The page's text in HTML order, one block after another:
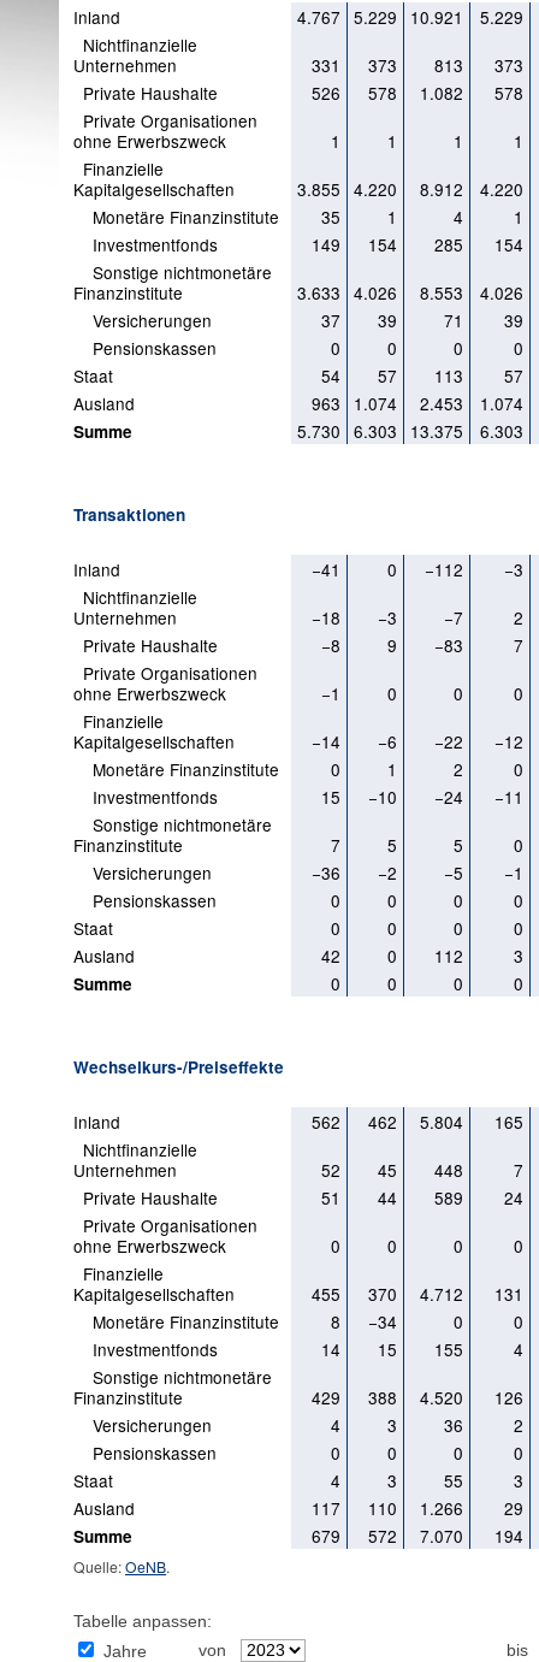
Inland 4.767 5.229 10.921
5.229
Nichtfinanzielle
Unternehmen
331 373 813
373
Private Haushalte
526 578 1.082
578
Private Organisationen
ohne Erwerbszweck
1 1 1
1
Finanzielle
Kapitalgesellschaften
3.855 4.220 8.912
4.220
Monetäre Finanzinstitute
35 1 4
1
Investmentfonds
149 154 285
154
Sonstige nichtmonetäre
Finanzinstitute
3.633 4.026 8.553
4.026
Versicherungen
37 39 71
39
Pensionskassen
0 0 0
0
Staat
54 57 113
57
Ausland
963 1.074 2.453 1.074
Summe 5.730 6.303 13.375 6.303
Transaktionen
Inland −41 0 −112
−3
Nichtfinanzielle
Unternehmen
−18 −3 −7
2
Private Haushalte
−8 9 −83
7
Private Organisationen
ohne Erwerbszweck
−1 0 0
0
Finanzielle
Kapitalgesellschaften
−14 −6 −22
−12
Monetäre Finanzinstitute
0 1 2
0
Investmentfonds
15 −10 −24
−11
Sonstige nichtmonetäre
Finanzinstitute
7 5 5
0
Versicherungen
−36 −2 −5
−1
Pensionskassen
0 0 0
0
Staat
0 0 0
0
Ausland
42 0 112 3
Summe 0 0 0 0
Wechselkurs-/Preiseffekte
Inland 562 462 5.804
165
Nichtfinanzielle
Unternehmen
52 45 448
7
Private Haushalte
51 44 589
24
Private Organisationen
ohne Erwerbszweck
0 0 0
0
Finanzielle
Kapitalgesellschaften
455 370 4.712
131
Monetäre Finanzinstitute
8 −34 0
0
Investmentfonds
14 15 155
4
Sonstige nichtmonetäre
Finanzinstitute
429 388 4.520
126
Versicherungen
4 3 36
2
Pensionskassen
0 0 0
0
Staat
4 3 55
3
Ausland
117 110 1.266 29
Summe 679 572 7.070 194
Quelle:OeNB.
Tabelle anpassen:
Jahre
von
bis